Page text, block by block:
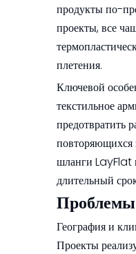
продукты по-
проекты, все
плетения.
Ключевой
текстильное
предотвратить
шланги LayFlat
длительный
Проблемы
География и
Проекты